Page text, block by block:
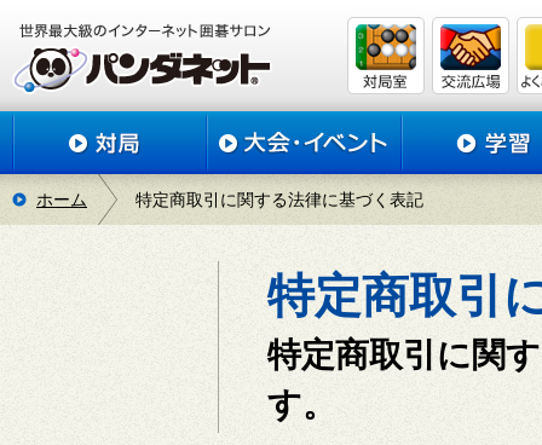
ホーム 特定商取引に関する法律に基づく表記
特定商取引
特定商取引に関
す。